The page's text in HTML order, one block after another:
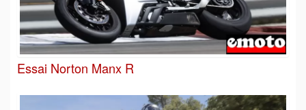
Essai Norton Manx R